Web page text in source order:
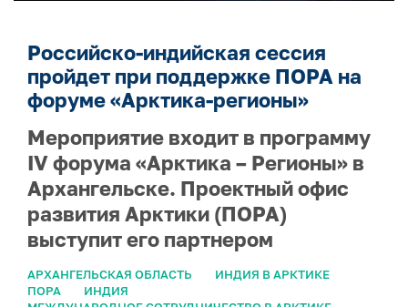
Российско-индийская сессия
пройдет при поддержке ПОРА на
форуме «Арктика-регионы»
Мероприятие входит в программу
IV форума «Арктика – Регионы» в
Архангельске. Проектный офис
развития Арктики (ПОРА)
выступит его партнером
АРХАНГЕЛЬСКАЯ ОБЛАСТЬ
ИНДИЯ В АРКТИКЕ
ПОРА
ИНДИЯ